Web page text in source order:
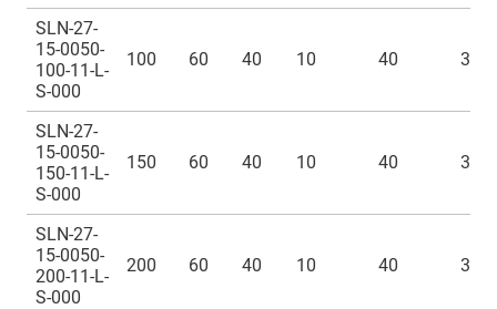
SLN-27-
15-0050-
100-11-L-
S-000
100 60 40 10 40 300
SLN-27-
15-0050-
150-11-L-
S-000
150 60 40 10 40 300
SLN-27-
15-0050-
200-11-L-
S-000
200 60 40 10 40 300